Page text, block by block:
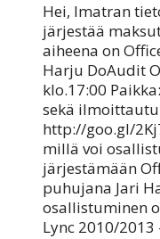
Hei, Imatran
järjestää
aiheena on
Harju DoAudit
klo.17:00
sekä
http://goo.gl/
millä voi
järjestämään
puhujana Jari
osallistuminen
Lync 2010/